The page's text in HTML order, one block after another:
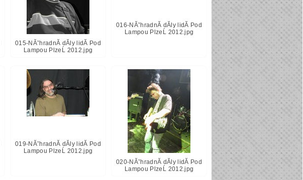
015-NĂˇhradnĂ­ dĂ­ly lidĂ­ Pod
Lampou PlzeĹ 2012.jpg
016-NĂˇhradnĂ­ dĂ­ly lidĂ­ Pod
Lampou PlzeĹ 2012.jpg
019-NĂˇhradnĂ­ dĂ­ly lidĂ­ Pod
Lampou PlzeĹ 2012.jpg
020-NĂˇhradnĂ­ dĂ­ly lidĂ­ Pod
Lampou PlzeĹ 2012.jpg